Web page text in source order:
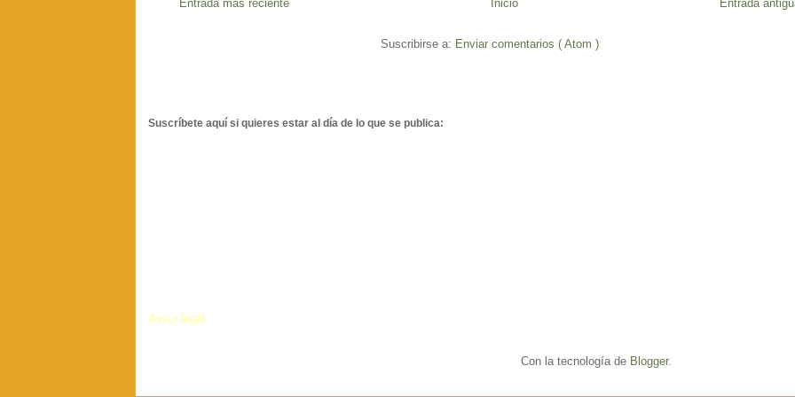
Entrada más reciente Entrada
Inicio
Suscribirse a: Enviar comentarios ( Atom )
Suscríbete aquí si quieres estar al día de lo que se publica:
Aviso legal
Con la tecnología de Blogger.